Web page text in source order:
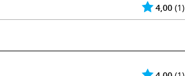
4,00 (1)